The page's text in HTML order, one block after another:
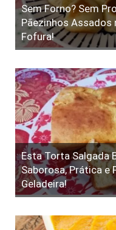
Sem Forno? Sem
Pãezinhos Assados
Fofura!
Esta Torta Salgada
Saborosa, Prática e
Geladeira!